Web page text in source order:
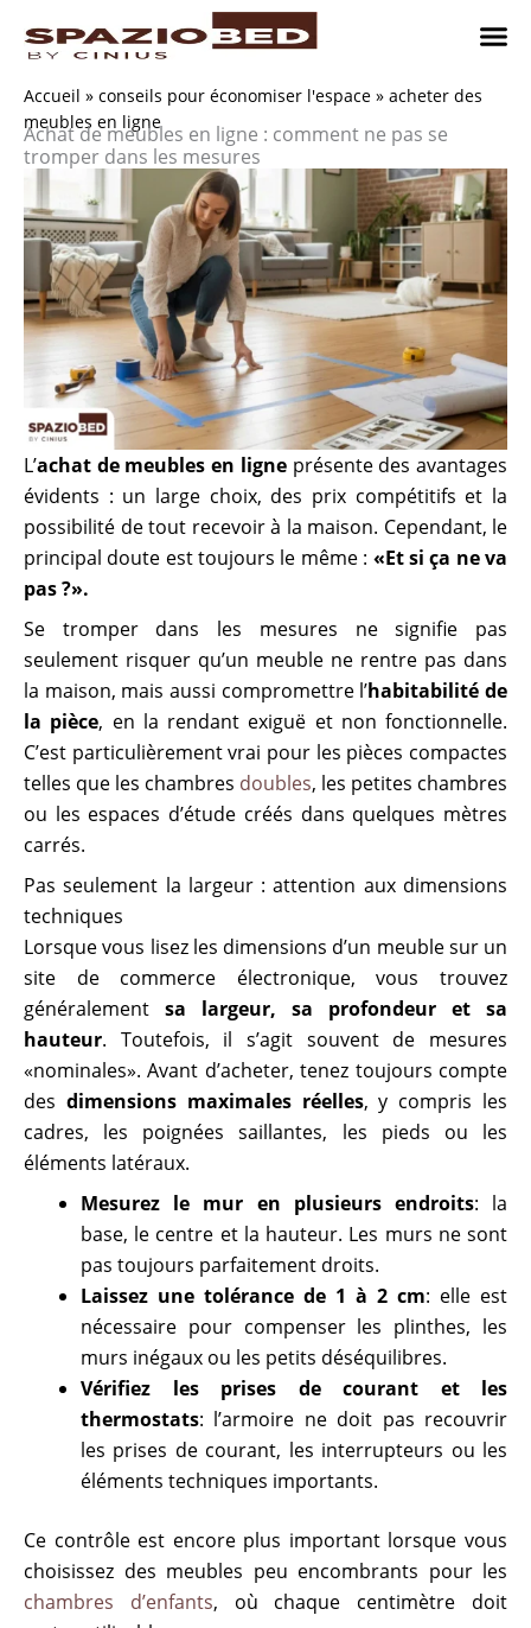
Accueil » conseils pour économiser l'espace » acheter des
meubles en ligne
Achat de meubles en ligne : comment ne pas se
tromper dans les mesures
L’achat de meubles en ligneprésente des avantages
évidents : un large choix, des prix compétitifs et la
possibilité de tout recevoir à la maison. Cependant, le
principal doute est toujours le même : «Et si ça ne va
pas ?».
Se tromper dans les mesures ne signifie pas
seulement risquer qu’un meuble ne rentre pas dans
la maison, mais aussi compromettre l’habitabilité de
la pièce, en la rendant exiguë et non fonctionnelle.
C’est particulièrement vrai pour les pièces compactes
telles que les chambres doubles, les petites chambres
ou les espaces d’étude créés dans quelques mètres
carrés.
Pas seulement la largeur : attention aux dimensions
techniques
Lorsque vous lisez les dimensions d’un meuble sur un
site de commerce électronique, vous trouvez
généralement sa largeur, sa profondeur et sa
hauteur. Toutefois, il s’agit souvent de mesures
«nominales». Avant d’acheter, tenez toujours compte
des dimensions maximales réelles, y compris les
cadres, les poignées saillantes, les pieds ou les
éléments latéraux.
Mesurez le mur en plusieurs endroits: la
base, le centre et la hauteur. Les murs ne sont
pas toujours parfaitement droits.
Laissez une tolérance de 1 à 2 cm: elle est
nécessaire pour compenser les plinthes, les
murs inégaux ou les petits déséquilibres.
Vérifiez les prises de courant et les
thermostats: l’armoire ne doit pas recouvrir
les prises de courant, les interrupteurs ou les
éléments techniques importants.
Ce contrôle est encore plus important lorsque vous
choisissez des meubles peu encombrants pour les
chambres d’enfants, où chaque centimètre doit